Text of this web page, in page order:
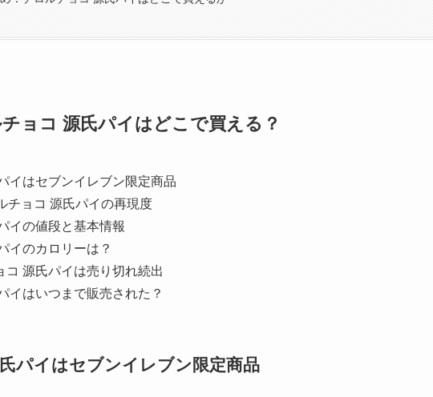
ョコ 源氏パイはどこで買える？
イはセブンイレブン限定商品
チョコ 源氏パイの再現度
イの値段と基本情報
イのカロリーは？
コ 源氏パイは売り切れ続出
イはいつまで販売された？
パイはセブンイレブン限定商品